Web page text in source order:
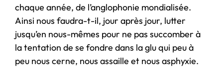
chaque année, de l’anglophonie mondialisée.
Ainsi nous faudra-t-il, jour après jour, lutter
jusqu’en nous-mêmes pour ne pas succomber à
la tentation de se fondre dans la glu qui peu à
peu nous cerne, nous assaille et nous asphyxie.